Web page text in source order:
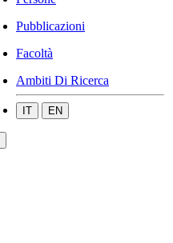
Pubblicazioni
Facoltà
Ambiti Di Ricerca
IT EN